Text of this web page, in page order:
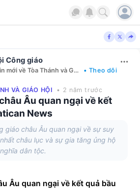
Công giáo
Tin mới về Tòa Thánh và Giáo hội • Theo dõi
VÀ GIÁO HỘI • 2 năm trước
Âu quan ngại về kết
News
giáo châu Âu quan ngại về sự suy
châu lục và sự gia tăng ủng hộ
dân tộc.
Âu quan ngại về kết quả bầu